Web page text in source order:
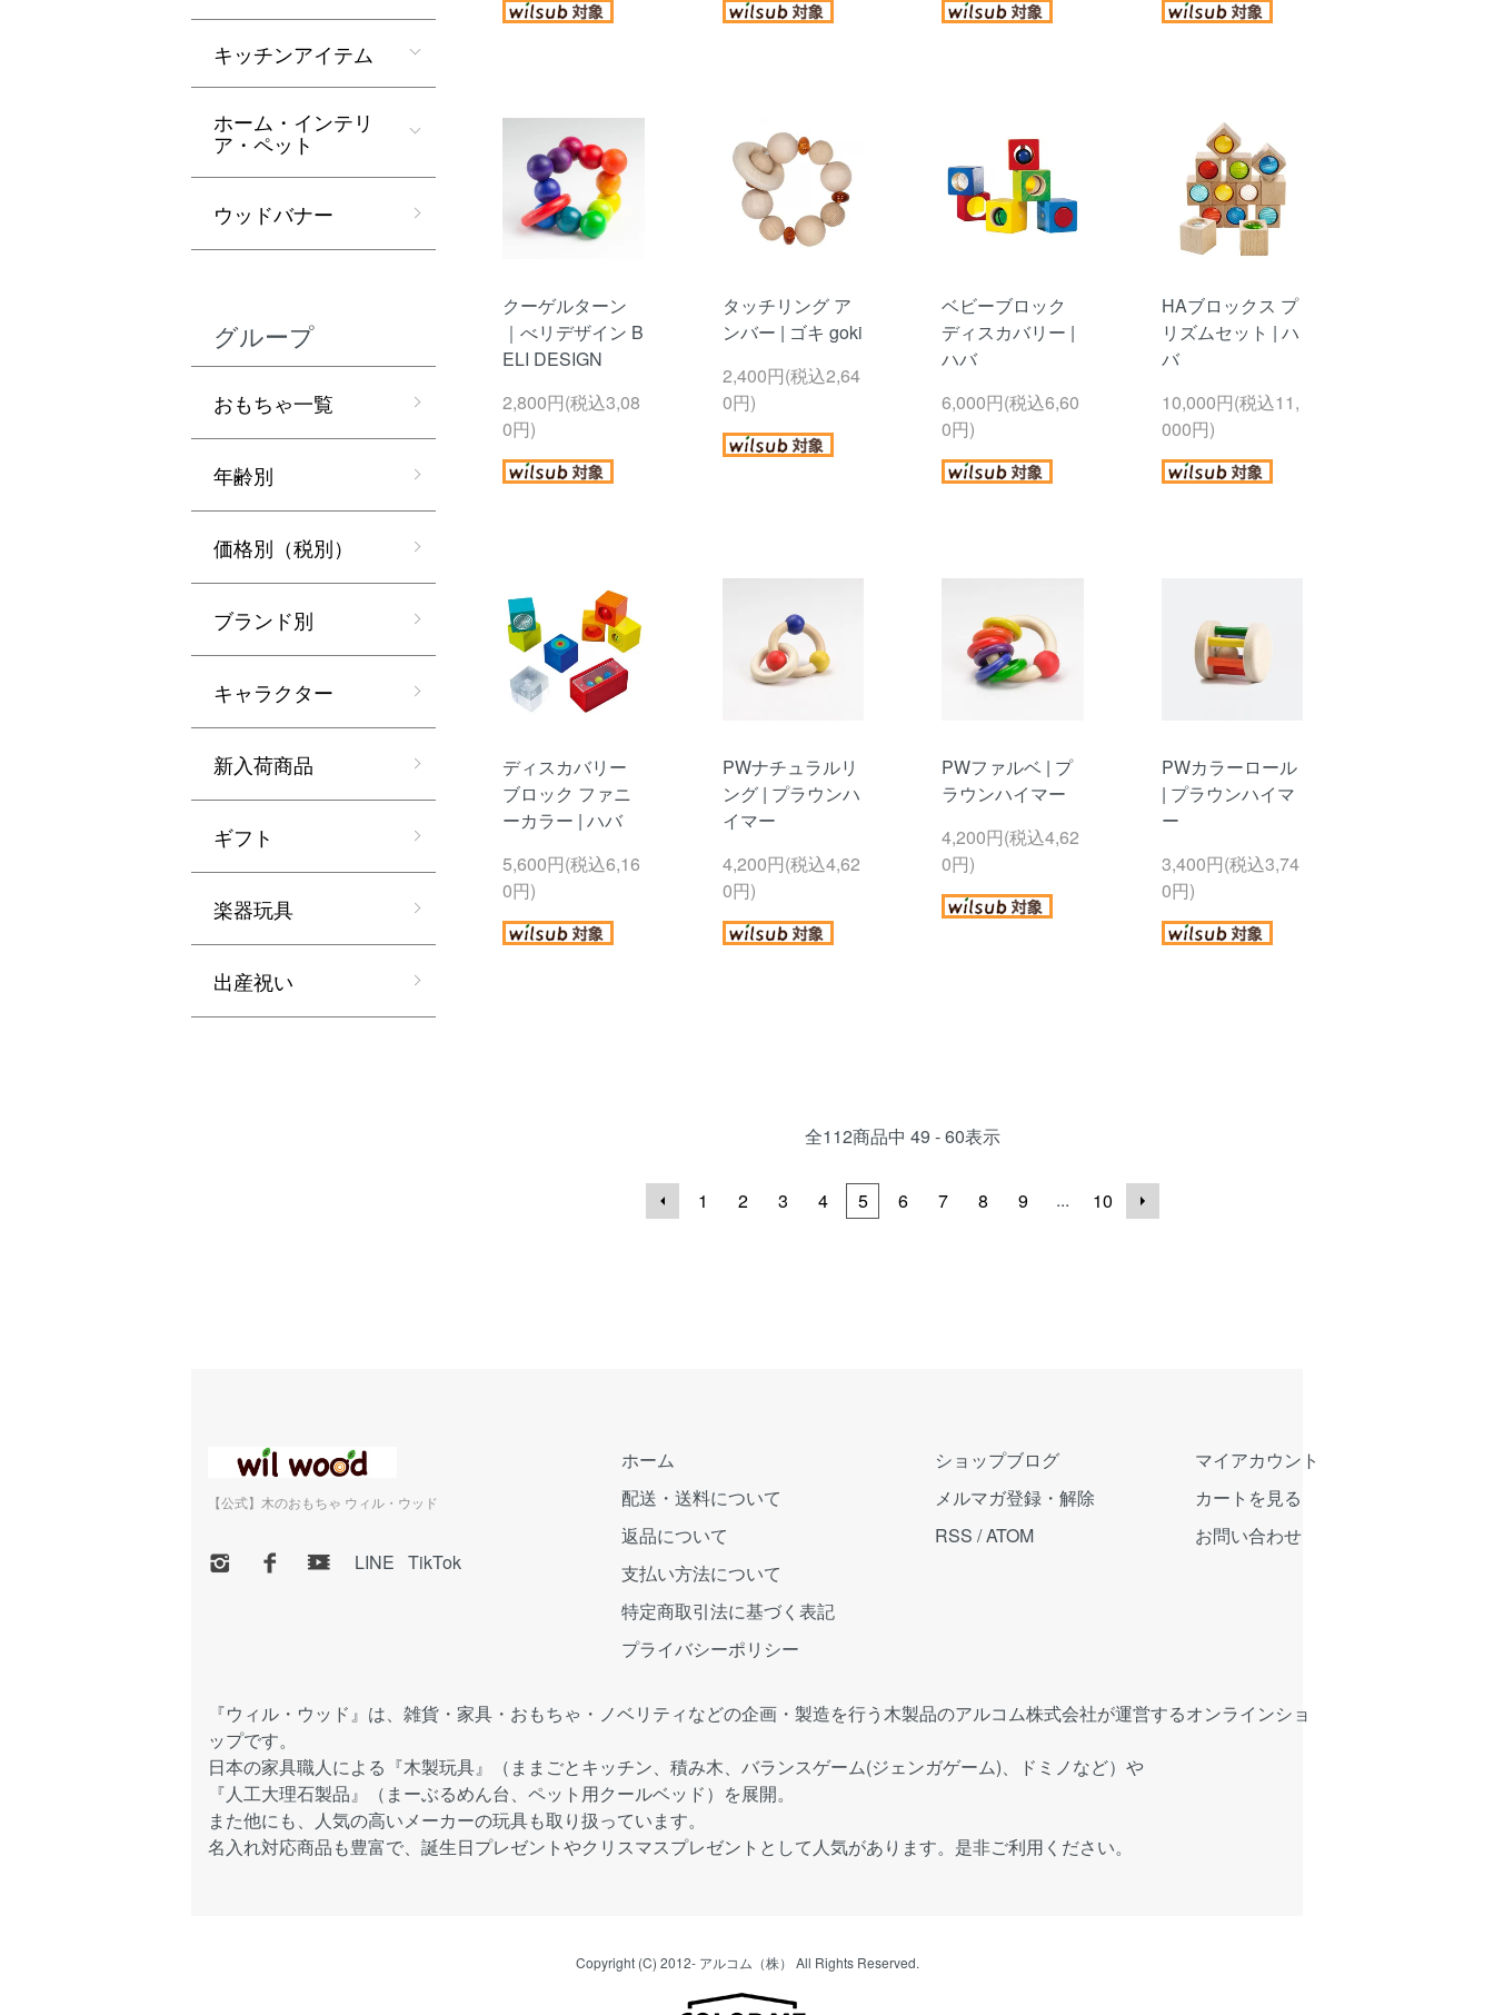
クーゲルターン
｜べリデザイン B
ELI DESIGN
2,800円(税込3,08
0円)
タッチリング ア
ンバー | ゴキ goki
2,400円(税込2,64
0円)
ベビーブロック
ディスカバリー |
ハバ
6,000円(税込6,60
0円)
HAブロックス プ
リズムセット | ハ
バ
10,000円(税込11,
000円)
ディスカバリー
ブロック ファニ
ーカラー | ハバ
5,600円(税込6,16
0円)
PWナチュラルリ
ング | プラウンハ
イマー
4,200円(税込4,62
0円)
PWファルベ | プ
ラウンハイマー
4,200円(税込4,62
0円)
PWカラーロール
| プラウンハイマ
ー
3,400円(税込3,74
0円)
全112商品中 49 - 60表示
1 2 3 4 5 6 7 8 9 ... 10
キッチンアイテム
ホーム・インテリ
ア・ペット
ウッドバナー
グループ
おもちゃ一覧
年齢別
価格別（税別）
ブランド別
キャラクター
新入荷商品
ギフト
楽器玩具
出産祝い
【公式】木のおもちゃ ウィル・ウッド
LINE TikTok
ホーム
配送・送料について
返品について
支払い方法について
特定商取引法に基づく表記
プライバシーポリシー
ショップブログ
メルマガ登録・解除
RSS /ATOM
マイアカウント
カートを見る
お問い合わせ
『ウィル・ウッド』は、雑貨・家具・おもちゃ・ノベリティなどの企画・製造を行う木製品のアルコム株式会社が運営するオンラインショ
ップです。
日本の家具職人による『木製玩具』（ままごとキッチン、積み木、バランスゲーム(ジェンガゲーム)、ドミノなど）や
『人工大理石製品』（まーぶるめん台、ペット用クールベッド）を展開。
また他にも、人気の高いメーカーの玩具も取り扱っています。
名入れ対応商品も豊富で、誕生日プレゼントやクリスマスプレゼントとして人気があります。是非ご利用ください。
Copyright (C) 2012- アルコム（株） All Rights Reserved.